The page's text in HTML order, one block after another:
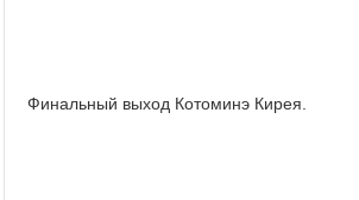
Финальный выход Котоминэ Кирея.